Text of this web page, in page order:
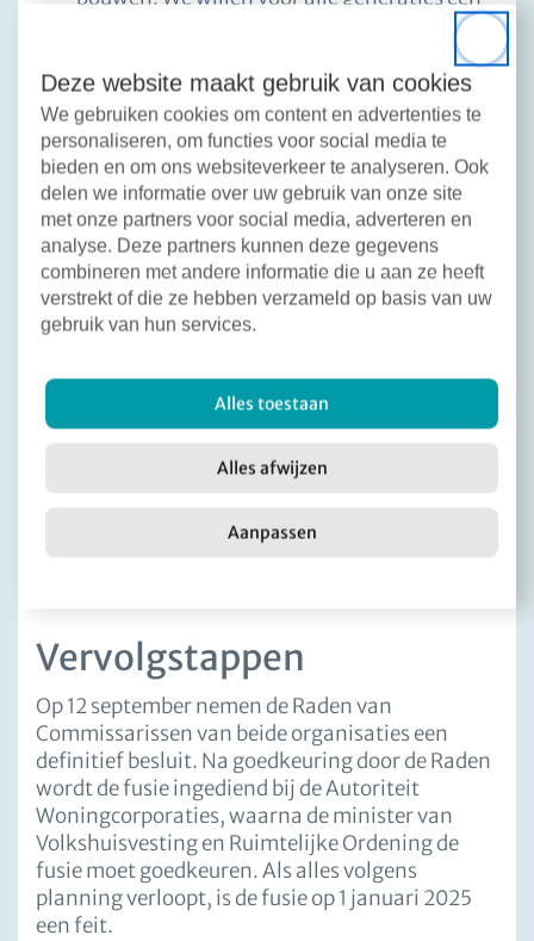
Close
Deze website maakt gebruik van cookies
We gebruiken cookies om content en advertenties te
personaliseren, om functies voor social media te
bieden en om ons websiteverkeer te analyseren. Ook
delen we informatie over uw gebruik van onze site
met onze partners voor social media, adverteren en
analyse. Deze partners kunnen deze gegevens
combineren met andere informatie die u aan ze heeft
verstrekt of die ze hebben verzameld op basis van uw
gebruik van hun services.
Alles toestaan
Alles afwijzen
Aanpassen
plek. We willen zoveel mogelijk elektriciteit
zorgen we ook voor lagere energielasten.
Huurders betalen hier niets voor.
Leefbare wijken:Samen met bewoners en
huurdersorganisaties werken we aan
leefbare buurten, waarbij we ook budget
reserveren voor bewonersinitiatieven.
Participatie en samenwerking:We hechten
veel waarde aan participatie en
samenwerking. Huurders kunnen
bewonerscommissies over hun buurt.
Huurdersorganisaties zijn volwaardige en
gelijkwaardige partners. Ze worden vanaf
de start van project- en beleidsontwikkeling
actief betrokken. Deze manier van werken
leggen we vast in een
samenwerkingsovereenkomst.
Vervolgstappen
Op 12 september nemen de Raden van
Commissarissen van beide organisaties een
definitief besluit. Na goedkeuring door de Raden
wordt de fusie ingediend bij de Autoriteit
Woningcorporaties, waarna de minister van
Volkshuisvesting en Ruimtelijke Ordening de
fusie moet goedkeuren. Als alles volgens
planning verloopt, is de fusie op 1 januari 2025
een feit.